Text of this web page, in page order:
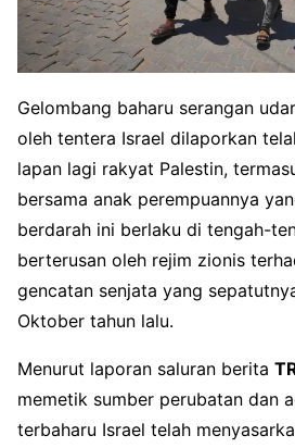
Gelombang baharu serangan
oleh tentera Israel dilaporkan
lapan lagi rakyat Palestin,
bersama anak perempuannya
berdarah ini berlaku di tengah-
berterusan oleh rejim zionis
gencatan senjata yang
Oktober tahun lalu.
Menurut laporan saluran berita
memetik sumber perubatan dan
terbaharu Israel telah